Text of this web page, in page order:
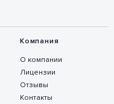
Компания
О компании
Лицензии
Отзывы
Контакты